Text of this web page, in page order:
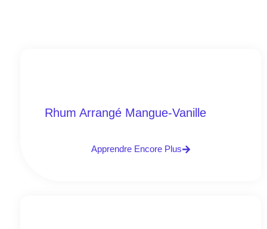
Rhum Arrangé Mangue-Vanille
Apprendre Encore Plus